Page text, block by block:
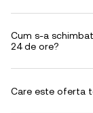
Cum s-a
24 de ore?
Care este oferta